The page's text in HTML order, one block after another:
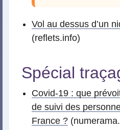
Vol au dessus d’un
(reflets.info)
Spécial
Covid-19 : que
de suivi des
France ?